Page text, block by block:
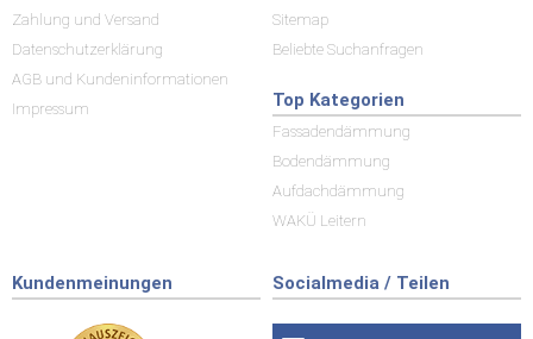
Zahlung und Versand
Datenschutzerklärung
AGB und Kundeninformationen
Impressum
Sitemap
Beliebte Suchanfragen
Top Kategorien
Fassadendämmung
Bodendämmung
Aufdachdämmung
WAKÜ Leitern
Kundenmeinungen Socialmedia / Teilen